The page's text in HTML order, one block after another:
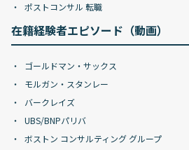
ポストコンサル 転職
在籍経験者エピソード（動画）
ゴールドマン・サックス
モルガン・スタンレー
バークレイズ
UBS/BNPパリバ
ボストン コンサルティング グループ